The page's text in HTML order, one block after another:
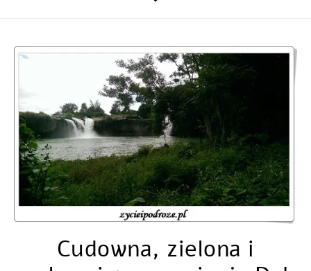
Cudowna, zielona i